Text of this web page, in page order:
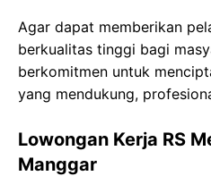
Agar dapat memberikan
berkualitas tinggi bagi
berkomitmen untuk
yang mendukung,
Lowongan Kerja RS
Manggar